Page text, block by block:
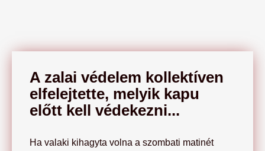
A zalai védelem kollektíven
elfelejtette, melyik kapu
előtt kell védekezni...
Ha valaki kihagyta volna a szombati matinét